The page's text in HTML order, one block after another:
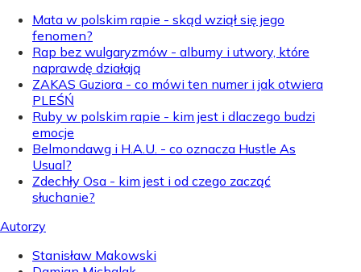
Mata w polskim rapie - skąd wziął się jego
fenomen?
Rap bez wulgaryzmów - albumy i utwory, które
naprawdę działają
ZAKAS Guziora - co mówi ten numer i jak otwiera
PLEŚŃ
Ruby w polskim rapie - kim jest i dlaczego budzi
emocje
Belmondawg i H.A.U. - co oznacza Hustle As
Usual?
Zdechły Osa - kim jest i od czego zacząć
słuchanie?
Autorzy
Stanisław Makowski